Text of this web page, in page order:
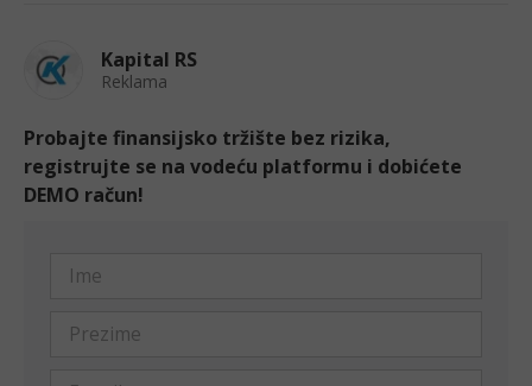
Kapital RS
Reklama
Probajte finansijsko tržište bez rizika,
registrujte se na vodeću platformu i dobićete
DEMO račun!